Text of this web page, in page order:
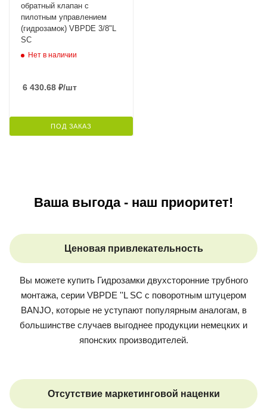
обратный клапан с
пилотным управлением
(гидрозамок) VBPDE 3/8"L
SC
Нет в наличии
6 430.68 ₽/шт
ПОД ЗАКАЗ
Ваша выгода - наш приоритет!
Ценовая привлекательность
Вы можете купить Гидрозамки двухсторонние трубного
монтажа, серии VBPDE ''L SC с поворотным штуцером
BANJO, которые не уступают популярным аналогам, в
большинстве случаев выгоднее продукции немецких и
японских производителей.
Отсутствие маркетинговой наценки